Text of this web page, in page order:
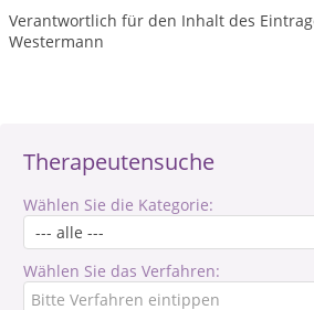
Therapeutensuche
Wählen Sie die Kategorie:
Wählen Sie das Verfahren:
Verantwortlich für den Inhalt des
Westermann